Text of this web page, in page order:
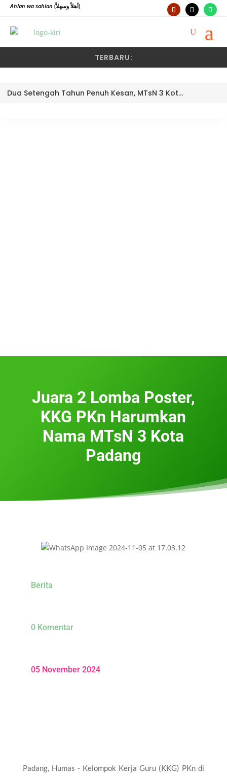
Ahlan wa sahlan (أهلاً وسهلاً)
TERBARU:
Dua Setengah Tahun Penuh Kesan, MTsN 3 Kota Padang Lepas Pengawas Pembina Dra. Nayusminar Nasrun
Juara 2 Lomba Poster,
KKG PKn Harumkan
Nama MTsN 3 Kota
Padang
Berita
0 Komentar
05 November 2024
Padang, Humas - Kelompok Kerja Guru (KKG) PKn di